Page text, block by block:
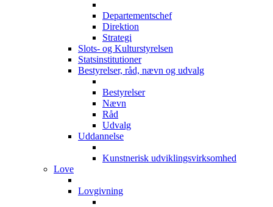
Departementschef
Direktion
Strategi
Slots- og Kulturstyrelsen
Statsinstitutioner
Bestyrelser, råd, nævn og udvalg
Bestyrelser
Nævn
Råd
Udvalg
Uddannelse
Kunstnerisk udviklingsvirksomhed
Love
Lovgivning